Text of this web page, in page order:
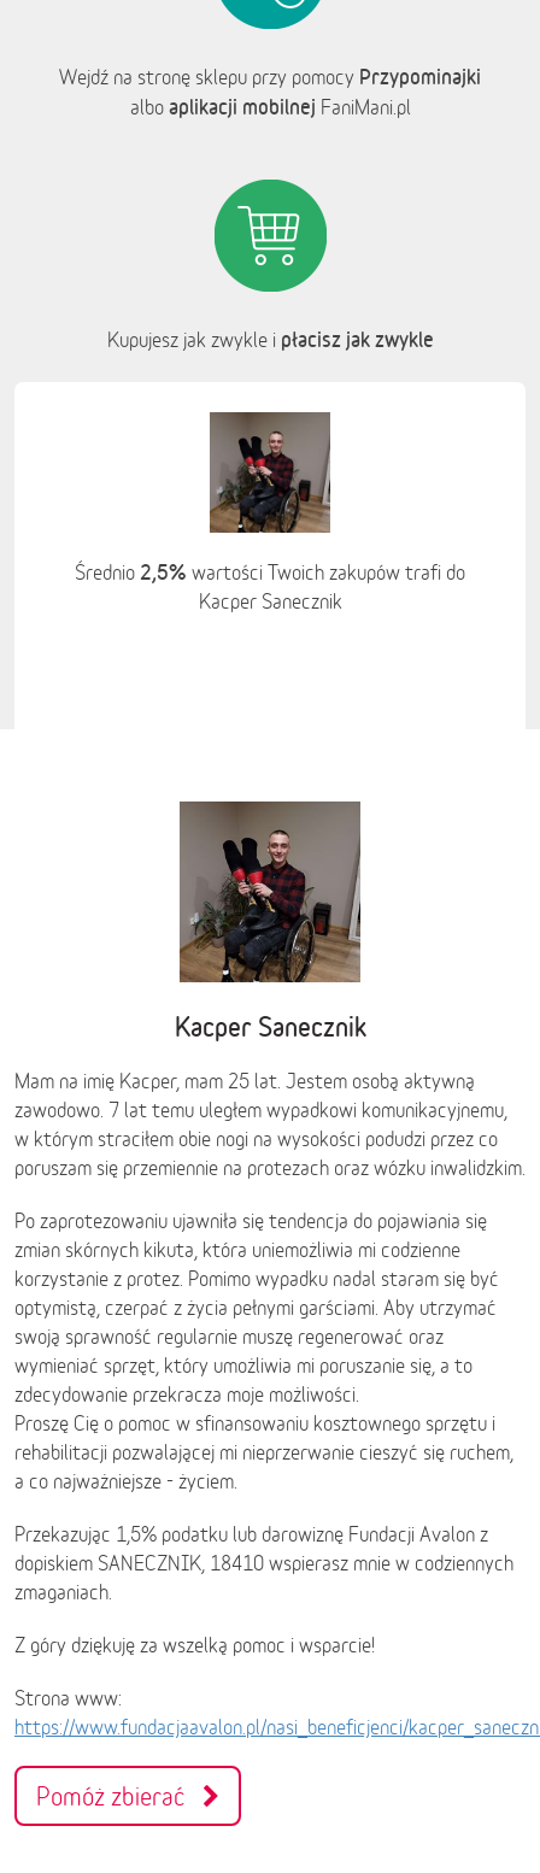
Wejdź na stronę sklepu przy pomocy Przypominajki
albo aplikacji mobilnej FaniMani.pl
Kupujesz jak zwykle i płacisz jak zwykle
Średnio 2,5% wartości Twoich zakupów trafi do
Kacper Sanecznik
Kacper Sanecznik
Mam na imię Kacper, mam 25 lat. Jestem osobą aktywną
zawodowo. 7 lat temu uległem wypadkowi komunikacyjnemu,
w którym straciłem obie nogi na wysokości podudzi przez co
poruszam się przemiennie na protezach oraz wózku inwalidzkim.
Po zaprotezowaniu ujawniła się tendencja do pojawiania się
zmian skórnych kikuta, która uniemożliwia mi codzienne
korzystanie z protez. Pomimo wypadku nadal staram się być
optymistą, czerpać z życia pełnymi garściami. Aby utrzymać
swoją sprawność regularnie muszę regenerować oraz
wymieniać sprzęt, który umożliwia mi poruszanie się, a to
zdecydowanie przekracza moje możliwości.
Proszę Cię o pomoc w sfinansowaniu kosztownego sprzętu i
rehabilitacji pozwalającej mi nieprzerwanie cieszyć się ruchem,
a co najważniejsze - życiem.
Przekazując 1,5% podatku lub darowiznę Fundacji Avalon z
dopiskiem SANECZNIK, 18410 wspierasz mnie w codziennych
zmaganiach.
Z góry dziękuję za wszelką pomoc i wsparcie!
Strona www:
https://www.fundacjaavalon.pl/nasi_beneficjenci/
Pomóż zbierać